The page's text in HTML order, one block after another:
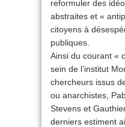
reformuler des
abstraites et «
citoyens à
publiques.
Ainsi du courant «
sein de l’institut
chercheurs issus
ou anarchistes,
Stevens et
derniers estiment